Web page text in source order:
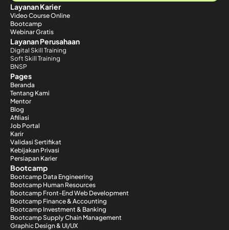
Layanan Karier
Video Course Online
Bootcamp
Webinar Gratis
Layanan Perusahaan
Digital Skill Training
Soft Skill Training
BNSP
Pages
Beranda
Tentang Kami
Mentor
Blog
Afiliasi
Job Portal
Karir
Validasi Sertifikat
Kebijakan Privasi
Persiapan Karier
Bootcamp
Bootcamp Data Engineering
Bootcamp Human Resources
Bootcamp Front-End Web Development
Bootcamp Finance & Accounting
Bootcamp Investment & Banking
Bootcamp Supply Chain Management
Graphic Design & UI/UX